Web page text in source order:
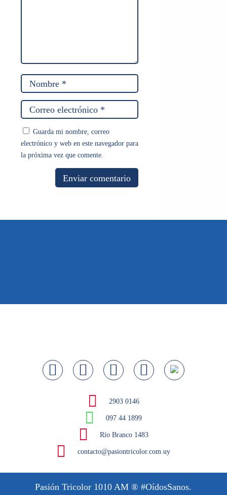
Guarda mi nombre, correo
electrónico y web en este navegador para
la próxima vez que comente.
2903 0146
097 44 1899
Río Branco 1483
contacto@pasiontricolor.com.uy
Pasión Tricolor 1010 AM ® #OídosSanos.